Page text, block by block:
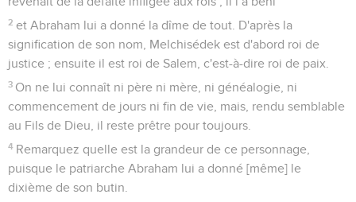
2 et Abraham lui a donné la dîme de tout. D'après la
signification de son nom, Melchisédek est d'abord roi de
justice ; ensuite il est roi de Salem, c'est-à-dire roi de paix.
3 On ne lui connaît ni père ni mère, ni généalogie, ni
commencement de jours ni fin de vie, mais, rendu semblable
au Fils de Dieu, il reste prêtre pour toujours.
4 Remarquez quelle est la grandeur de ce personnage,
puisque le patriarche Abraham lui a donné [même] le
dixième de son butin.